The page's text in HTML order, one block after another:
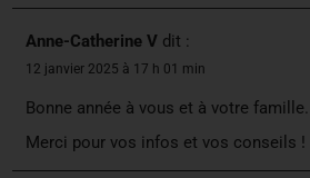
Anne-Catherine V dit :
12 janvier 2025 à 17 h 01 min
Bonne année à vous et à votre famille.
Merci pour vos infos et vos conseils !